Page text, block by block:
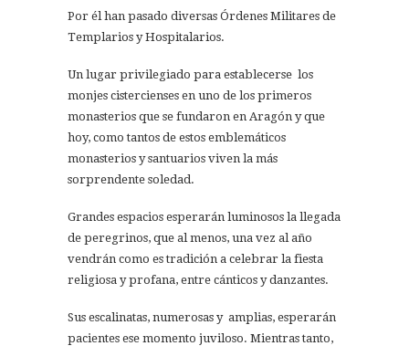
Por él han pasado diversas Órdenes Militares de
Templarios y Hospitalarios.
Un lugar privilegiado para establecerse los
monjes cistercienses en uno de los primeros
monasterios que se fundaron en Aragón y que
hoy, como tantos de estos emblemáticos
monasterios y santuarios viven la más
sorprendente soledad.
Grandes espacios esperarán luminosos la llegada
de peregrinos, que al menos, una vez al año
vendrán como es tradición a celebrar la fiesta
religiosa y profana, entre cánticos y danzantes.
Sus escalinatas, numerosas y amplias, esperarán
pacientes ese momento juviloso. Mientras tanto,